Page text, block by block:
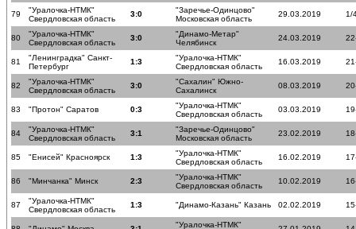
79
"Уралочка-НТМК"
Свердловская область
3:0
"Заречье-Одинцово"
Московская область
29.03.2019 1/
80
"Уралочка-НТМК"
Свердловская область
3:0
"Динамо-Метар"
Челябинск
24.03.2019
81
"Ленинградка" Санкт-
Петербург
1:3
"Уралочка-НТМК"
Свердловская область
16.03.2019
82
"Уралочка-НТМК"
Свердловская область
3:0
"Сахалин" Южно-
Сахалинск
08.03.2019
83 "Протон" Саратов 0:3
"Уралочка-НТМК"
Свердловская область
03.03.2019
84
"Уралочка-НТМК"
Свердловская область
3:1
"Заречье-Одинцово"
Московская область
23.02.2019
85 "Енисей" Красноярск 1:3
"Уралочка-НТМК"
Свердловская область
16.02.2019
86 "Минчанка" Минск 2:3
"Уралочка-НТМК"
Свердловская область
10.02.2019
87
"Уралочка-НТМК"
Свердловская область
1:3 "Динамо-Казань" Казань 02.02.2019
"Уралочка-НТМК"